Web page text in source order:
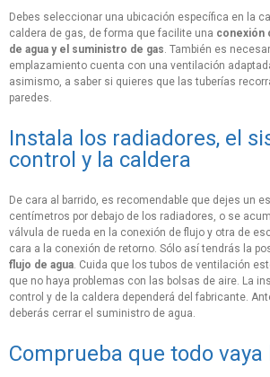
Debes seleccionar una ubicación específica en la
caldera de gas, de forma que facilite una conexión
de agua y el suministro de gas. También es
emplazamiento cuenta con una ventilación
asimismo, a saber si quieres que las tuberías
paredes.
Instala los radiadores, el
control y la caldera
De cara al barrido, es recomendable que dejes un
centímetros por debajo de los radiadores, o se
válvula de rueda en la conexión de flujo y otra de
cara a la conexión de retorno. Sólo así tendrás la
flujo de agua. Cuida que los tubos de ventilación
que no haya problemas con las bolsas de aire. La
control y de la caldera dependerá del fabricante.
deberás cerrar el suministro de agua.
Comprueba que todo vaya